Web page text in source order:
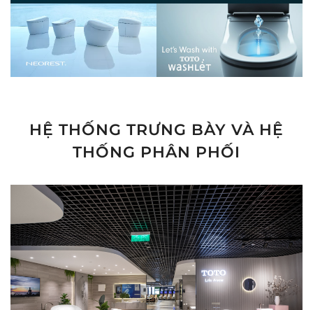
HỆ THỐNG TRƯNG BÀY VÀ HỆ
THỐNG PHÂN PHỐI